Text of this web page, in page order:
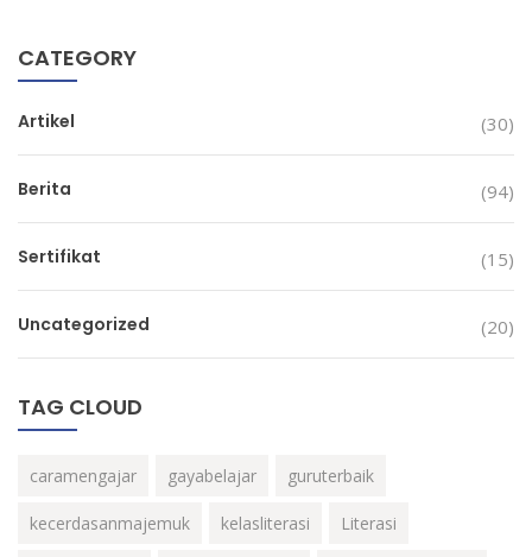
CATEGORY
Artikel (30)
Berita (94)
Sertifikat (15)
Uncategorized (20)
TAG CLOUD
caramengajar gayabelajar guruterbaik
kecerdasanmajemuk kelasliterasi Literasi